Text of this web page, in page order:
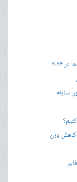
۲۰۲۴
سابقه
کاهش وزن